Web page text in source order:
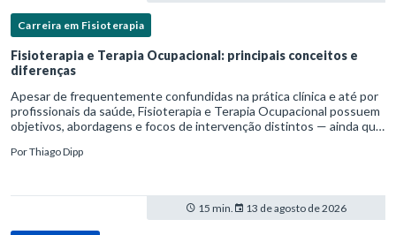
Carreira em Fisioterapia
Fisioterapia e Terapia Ocupacional: principais conceitos e
diferenças
Apesar de frequentemente confundidas na prática clínica e até por
profissionais da saúde, Fisioterapia e Terapia Ocupacional possuem
objetivos, abordagens e focos de intervenção distintos — ainda que
PorThiago Dipp
15 min. 13 de agosto de 2026